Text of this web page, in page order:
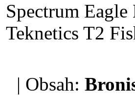
Spectrum
Teknetics T2
| Obsah: